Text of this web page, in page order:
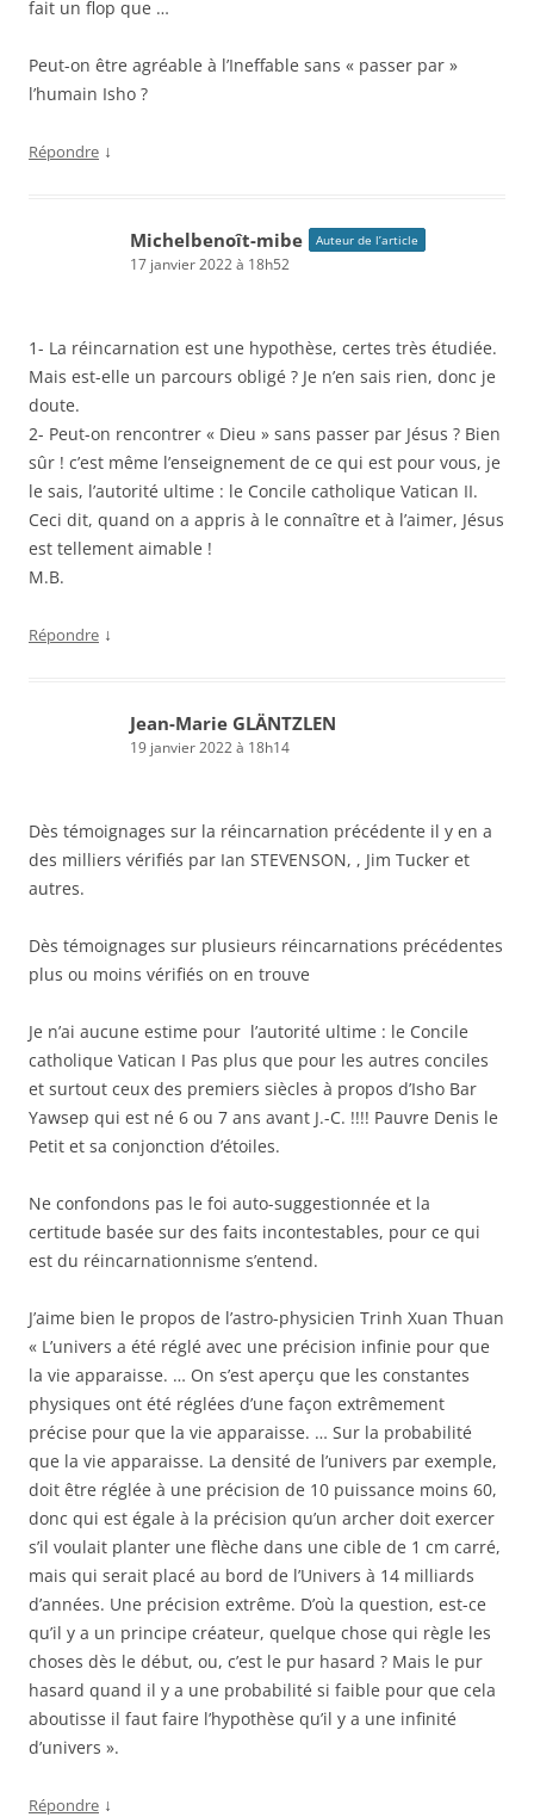
fait un flop que …
Peut-on être agréable à l’Ineffable sans « passer par »
l’humain Isho ?
Répondre ↓
Michelbenoît-mibe Auteur de l’article
17 janvier 2022 à 18h52
1- La réincarnation est une hypothèse, certes très étudiée.
Mais est-elle un parcours obligé ? Je n’en sais rien, donc je
doute.
2- Peut-on rencontrer « Dieu » sans passer par Jésus ? Bien
sûr ! c’est même l’enseignement de ce qui est pour vous, je
le sais, l’autorité ultime : le Concile catholique Vatican II.
Ceci dit, quand on a appris à le connaître et à l’aimer, Jésus
est tellement aimable !
M.B.
Répondre ↓
Jean-Marie GLÄNTZLEN
19 janvier 2022 à 18h14
Dès témoignages sur la réincarnation précédente il y en a
des milliers vérifiés par Ian STEVENSON, , Jim Tucker et
autres.
Dès témoignages sur plusieurs réincarnations précédentes
plus ou moins vérifiés on en trouve
Je n’ai aucune estime pour l’autorité ultime : le Concile
catholique Vatican I Pas plus que pour les autres conciles
et surtout ceux des premiers siècles à propos d’Isho Bar
Yawsep qui est né 6 ou 7 ans avant J.-C. !!!! Pauvre Denis le
Petit et sa conjonction d’étoiles.
Ne confondons pas le foi auto-suggestionnée et la
certitude basée sur des faits incontestables, pour ce qui
est du réincarnationnisme s’entend.
J’aime bien le propos de l’astro-physicien Trinh Xuan Thuan
« L’univers a été réglé avec une précision infinie pour que
la vie apparaisse. … On s’est aperçu que les constantes
physiques ont été réglées d’une façon extrêmement
précise pour que la vie apparaisse. … Sur la probabilité
que la vie apparaisse. La densité de l’univers par exemple,
doit être réglée à une précision de 10 puissance moins 60,
donc qui est égale à la précision qu’un archer doit exercer
s’il voulait planter une flèche dans une cible de 1 cm carré,
mais qui serait placé au bord de l’Univers à 14 milliards
d’années. Une précision extrême. D’où la question, est-ce
qu’il y a un principe créateur, quelque chose qui règle les
choses dès le début, ou, c’est le pur hasard ? Mais le pur
hasard quand il y a une probabilité si faible pour que cela
aboutisse il faut faire l’hypothèse qu’il y a une infinité
d’univers ».
Répondre ↓